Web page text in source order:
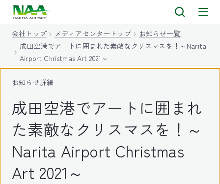
会社トップ メディアセンタートップ
お知らせ一覧
成田空港でアートに囲まれた素敵なクリスマスを！～Narita
Airport Christmas Art 2021～
お知らせ詳細
成田空港でアートに囲まれ
た素敵なクリスマスを！～
Narita Airport Christmas
Art 2021～